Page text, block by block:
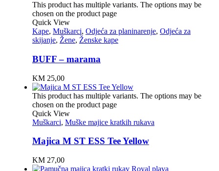
This product has multiple variants. The options may be
chosen on the product page
Quick View
Kape, Muškarci, Odjeća za planinarenje, Odjeća za
skijanje, Žene, Ženske kape
BUFF – marama
KM25,00
This product has multiple variants. The options may be
chosen on the product page
Quick View
Muškarci, Muške majice kratkih rukava
Majica M ST ESS Tee Yellow
KM27,00